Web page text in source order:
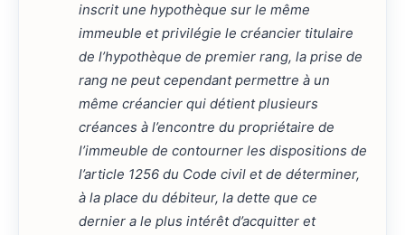
inscrit une hypothèque sur le même
immeuble et privilégie le créancier titulaire
de l’hypothèque de premier rang, la prise de
rang ne peut cependant permettre à un
même créancier qui détient plusieurs
créances à l’encontre du propriétaire de
l’immeuble de contourner les dispositions de
l’article 1256 du Code civil et de déterminer,
à la place du débiteur, la dette que ce
dernier a le plus intérêt d’acquitter et